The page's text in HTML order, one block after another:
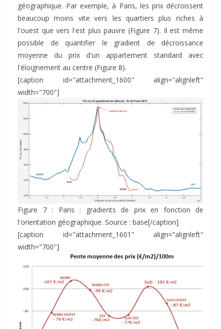
géographique. Par exemple, à Paris, les prix décroissent
beaucoup moins vite vers les quartiers plus riches à
l'ouest que vers l'est plus pauvre (Figure 7). Il est même
possible de quantifier le gradient de décroissance
moyenne du prix d'un appartement standard avec
l'éloignement au centre (Figure 8).
[caption id="attachment_1600" align="alignleft"
width="700"]
Figure 7 : Paris : gradients de prix en fonction de
l'orientation géographique. Source : base[/caption]
[caption id="attachment_1601" align="alignleft"
width="700"]